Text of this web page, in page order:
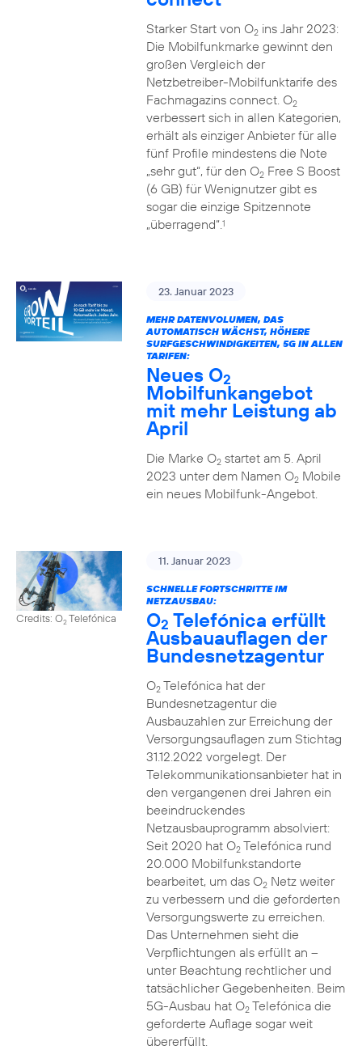
Starker Start von O2ins Jahr 2023:
Die Mobilfunkmarke gewinnt den
großen Vergleich der
Netzbetreiber-Mobilfunktarife des
Fachmagazins connect. O2
verbessert sich in allen Kategorien,
erhält als einziger Anbieter für alle
fünf Profile mindestens die Note
„sehr gut“, für den O2Free S Boost
(6 GB) für Wenignutzer gibt es
sogar die einzige Spitzennote
„überragend“.1
23. Januar 2023
MEHR DATENVOLUMEN, DAS
AUTOMATISCH WÄCHST, HÖHERE
SURFGESCHWINDIGKEITEN, 5G IN ALLEN
TARIFEN:
Neues O2
Mobilfunkangebot
mit mehr Leistung ab
April
Die Marke O2startet am 5. April
2023 unter dem Namen O2Mobile
ein neues Mobilfunk-Angebot.
Credits: O2Telefónica
11. Januar 2023
SCHNELLE FORTSCHRITTE IM
NETZAUSBAU:
O2 Telefónica erfüllt
Ausbauauflagen der
Bundesnetzagentur
O2Telefónica hat der
Bundesnetzagentur die
Ausbauzahlen zur Erreichung der
Versorgungsauflagen zum Stichtag
31.12.2022 vorgelegt. Der
Telekommunikationsanbieter hat in
den vergangenen drei Jahren ein
beeindruckendes
Netzausbauprogramm absolviert:
Seit 2020 hat O2Telefónica rund
20.000 Mobilfunkstandorte
bearbeitet, um das O2Netz weiter
zu verbessern und die geforderten
Versorgungswerte zu erreichen.
Das Unternehmen sieht die
Verpflichtungen als erfüllt an –
unter Beachtung rechtlicher und
tatsächlicher Gegebenheiten. Beim
5G-Ausbau hat O2Telefónica die
geforderte Auflage sogar weit
übererfüllt.